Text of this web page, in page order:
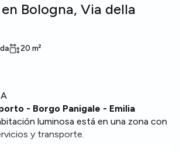
Bologna, Via della
20 m²
- Borgo Panigale - Emilia
luminosa está en una zona con
y transporte.